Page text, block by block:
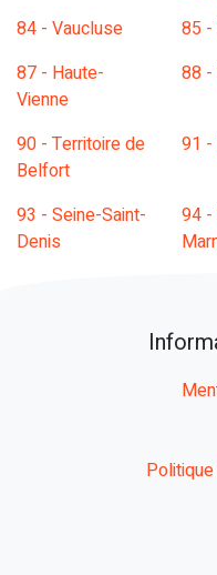
84 - Vaucluse 85 -
87 - Haute-
Vienne
88
90 - Territoire de
Belfort
91 -
93 - Seine-Saint-
Denis
94